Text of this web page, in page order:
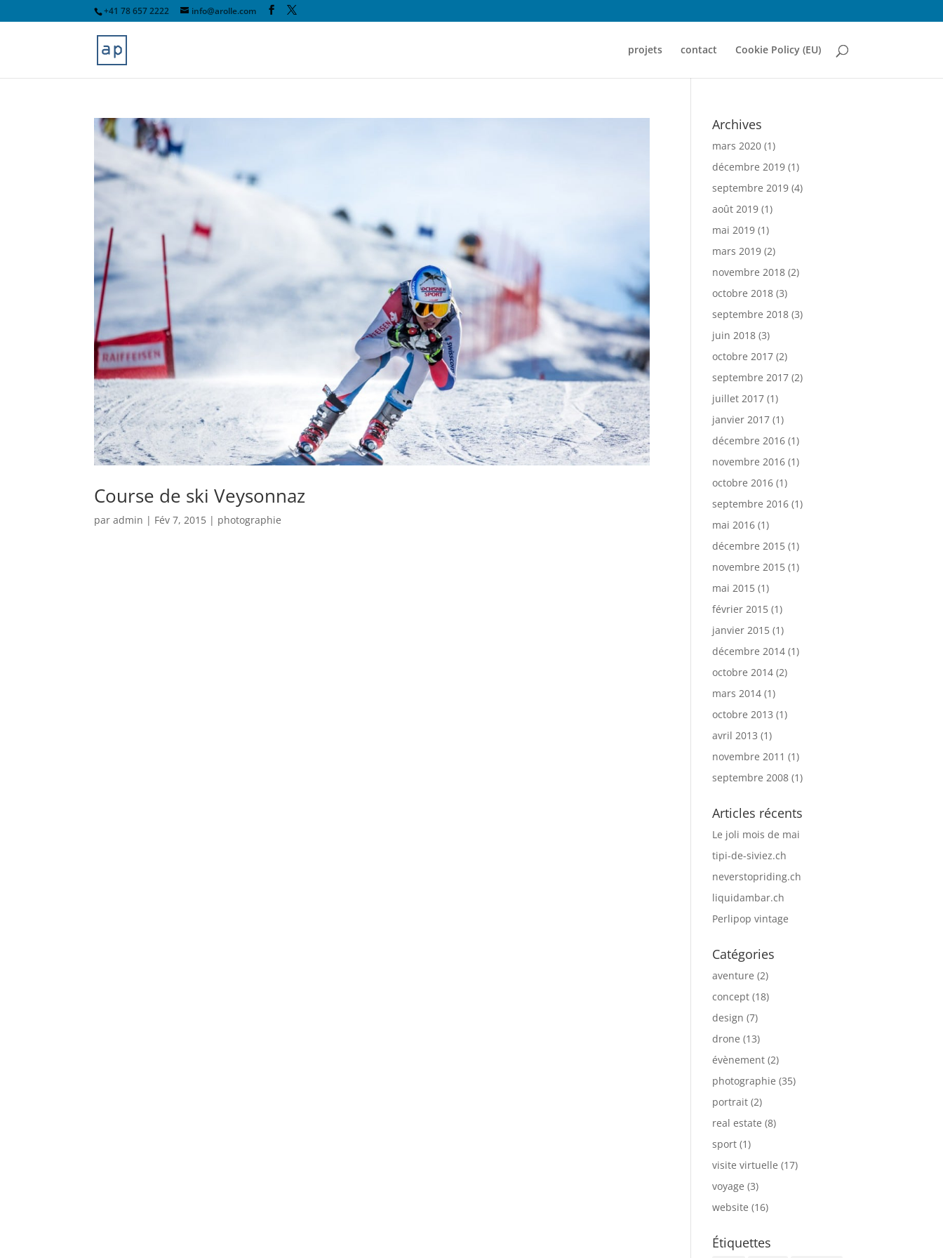
+41 78 657 2222 info@arolle.com
projets contact Cookie Policy (EU)
Course de ski Veysonnaz
paradmin | Fév 7, 2015 | photographie
Archives
mars 2020 (1)
décembre 2019 (1)
septembre 2019 (4)
août 2019 (1)
mai 2019 (1)
mars 2019 (2)
novembre 2018 (2)
octobre 2018 (3)
septembre 2018 (3)
juin 2018 (3)
octobre 2017 (2)
septembre 2017 (2)
juillet 2017 (1)
janvier 2017 (1)
décembre 2016 (1)
novembre 2016 (1)
octobre 2016 (1)
septembre 2016 (1)
mai 2016 (1)
décembre 2015 (1)
novembre 2015 (1)
mai 2015 (1)
février 2015 (1)
janvier 2015 (1)
décembre 2014 (1)
octobre 2014 (2)
mars 2014 (1)
octobre 2013 (1)
avril 2013 (1)
novembre 2011 (1)
septembre 2008 (1)
Articles récents
Le joli mois de mai
tipi-de-siviez.ch
neverstopriding.ch
liquidambar.ch
Perlipop vintage
Catégories
aventure (2)
concept (18)
design (7)
drone (13)
évènement (2)
photographie (35)
portrait (2)
real estate (8)
sport (1)
visite virtuelle (17)
voyage (3)
website (16)
Étiquettes